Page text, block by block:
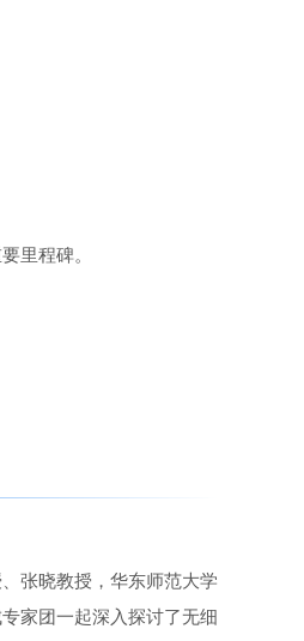
里程碑。
张晓教授，华东师范大学
家团一起深入探讨了无细